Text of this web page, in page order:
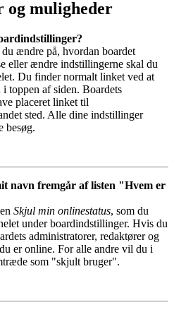
muligheder
ændre på, hvordan boardet
eller ændre indstillingerne skal du
Du finder normalt linket ved at
toppen af siden. Boardets
placeret linket til
sted. Alle dine indstillinger
besøg.
navn fremgår af listen "Hvem er
Skjul min onlinestatus, som du
under boardindstillinger. Hvis du
administratorer, redaktører og
er online. For alle andre vil du i
som "skjult bruger".